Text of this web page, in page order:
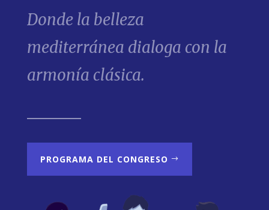
Donde la belleza
mediterránea dialoga con la
armonía clásica.
PROGRAMA DEL CONGRESO